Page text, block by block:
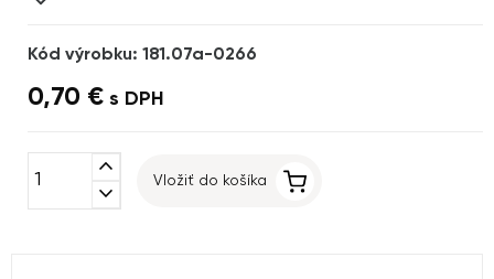
Kód výrobku: 181.07a-0266
0,70 € s DPH
expand_less
expand_more
Vložiť do košíka